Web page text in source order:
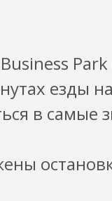
Park
езды
в самые